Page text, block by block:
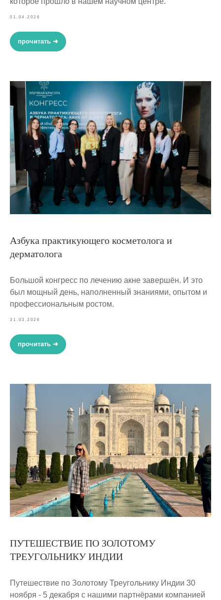
01.04.2026
прочитать ➜
Азбука практикующего косметолога и
дерматолога
Большой конгресс по лечению акне завершён. И это
был мощный день, наполненный знаниями, опытом и
профессиональным ростом.
31.03.2026
прочитать ➜
ПУТЕШЕСТВИЕ ПО ЗОЛОТОМУ
ТРЕУГОЛЬНИКУ ИНДИИ
Путешествие по Золотому Треугольнику Индии 30
ноября - 5 декабря с нашими партнёрами компанией